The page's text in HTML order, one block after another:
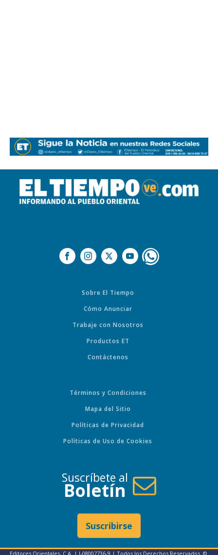
Sobre El Tiempo
Cómo Anunciar
Trabaje con Nosotros
Productos ET
Contáctenos
Términos y Condiciones
Mapa del Sitio
Políticas de Privacidad
Políticas de Uso de Cookies
Suscríbete al
Boletín
Suscribirse
Editores Orientales, C.A. | J-08007736-9 | Todos los Derechos Reservados. ©